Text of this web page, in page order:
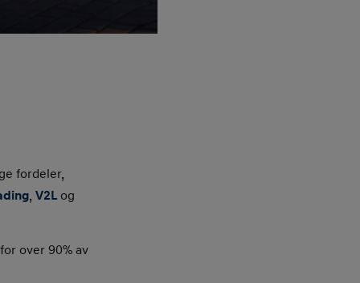
fordeler,
,V2L og
over 90% av